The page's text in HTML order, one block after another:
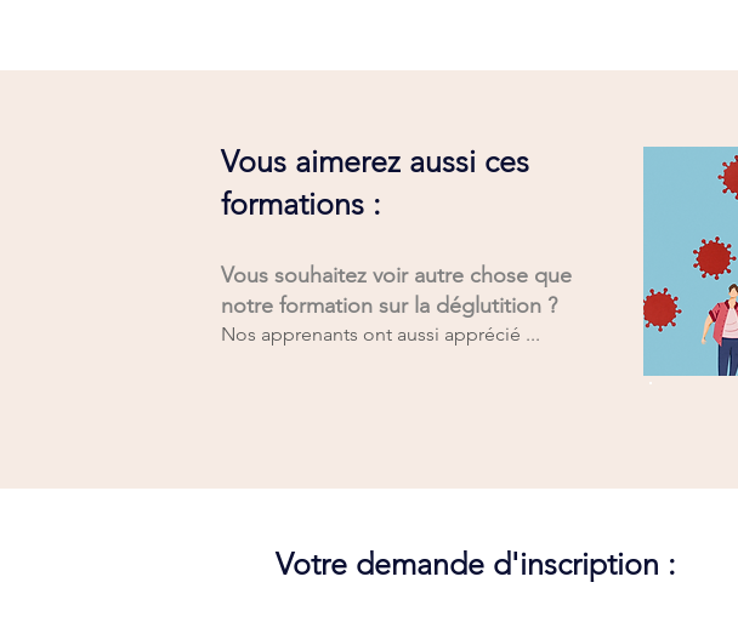
Vous aimerez aussi ces
formations :
Vous souhaitez voir autre chose que
notre formation sur la déglutition ?
Nos apprenants ont aussi apprécié ...
Votre demande d'inscription :